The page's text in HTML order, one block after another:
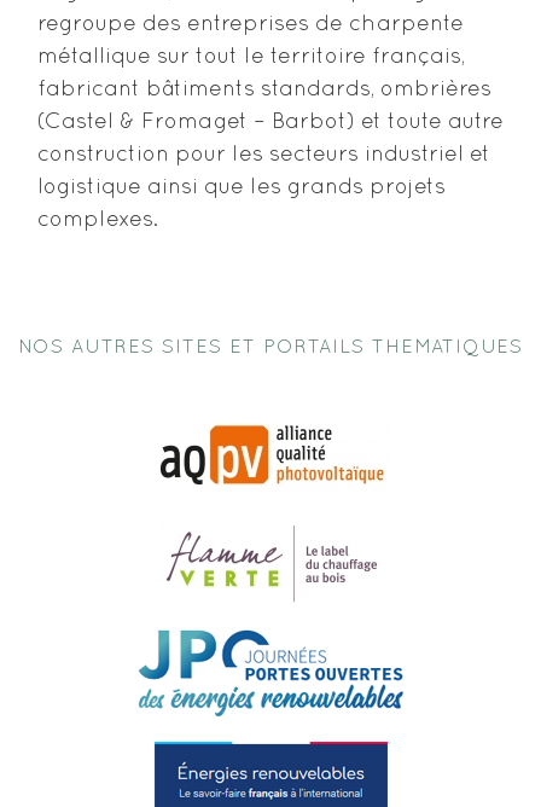
regroupe des entreprises de charpente
métallique sur tout le territoire français,
fabricant bâtiments standards, ombrières
(Castel & Fromaget – Barbot) et toute autre
construction pour les secteurs industriel et
logistique ainsi que les grands projets
complexes.
NOS AUTRES SITES ET PORTAILS THEMATIQUES